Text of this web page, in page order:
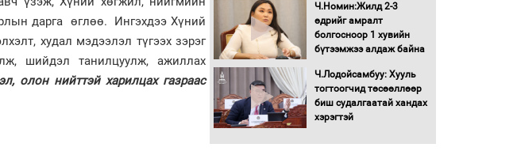
дарга өглөө. Ингэхдээ Хүний
худал мэдээлэл түгээх зэрэг
шийдэл танилцуулж, ажиллах
олон нийттэй харилцах газраас
хөгжүүлэх чиглэл өглөө
Иргэдийн
хяналт тавьдаг байх эрх
зүйн орчныг бүрдүүлнэ
Япон Улсаас Элчин сайд
Ч.Номин:Жилд 2-3
өдрийг амралт
болгосноор 1 хувийн
бүтээмжээ алдаж байна
Ч.Лодойсамбуу: Хууль
тогтоогчид төсөөллөөр
биш судалгаатай хандах
хэрэгтэй